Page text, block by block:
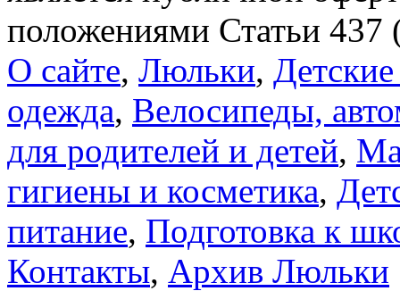
положениями Статьи
О сайте, Люльки,
одежда, Велосипеды,
для родителей и детей,
гигиены и косметика,
питание, Подготовка к
Контакты, Архив Люльки